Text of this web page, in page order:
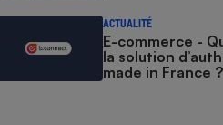
ACTUALITÉ
E-commerce -
la solution
made in France ?